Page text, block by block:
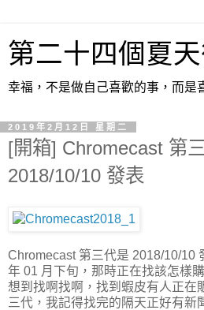
第二十四個夏
幸福，不是做自己喜歡的事，而是
2019年2月12日 星期二
[開箱] Chromecast 第
2018/10/10 發表
Chromecast 第三代是 2018/10/10
年 01 月下旬，那時正在找該怎樣
想到找啊找啊，找到蝦皮有人正在
三代，我記得找完的隔天正好有新